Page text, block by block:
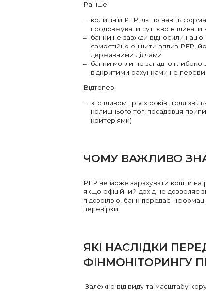
Раніше:
колишній PEP, якщо навіть
продовжувати суттєво впливати
банки не завжди відносили
самостійно оцінити вплив PEP,
державними діячами
банки могли не занадто глибоко
відкритими рахунками не
Відтепер:
зі спливом трьох років після
колишнього топ-посадовця
критеріями)
ЧОМУ ВАЖЛИВО
PEP не може зарахувати кошти на
якщо офіційний дохід не дозволяє
підозрілою, банк передає
перевірки.
ЯКІ НАСЛІДКИ
ФІНМОНІТОРИНГУ
Залежно від виду та масштабу